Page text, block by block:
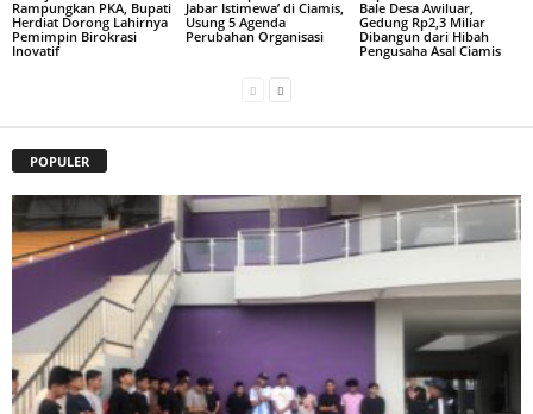
Rampungkan PKA, Bupati
Herdiat Dorong Lahirnya
Pemimpin Birokrasi
Inovatif
Jabar Istimewa’ di Ciamis,
Usung 5 Agenda
Perubahan Organisasi
Bale Desa Awiluar,
Gedung Rp2,3 Miliar
Dibangun dari Hibah
Pengusaha Asal Ciamis
POPULER